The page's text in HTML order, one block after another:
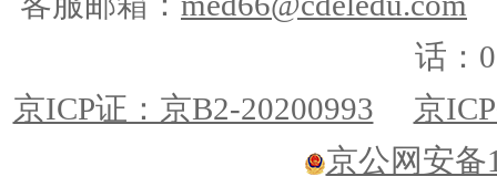
话：
京ICP证：京B2-20200993
京
京公网安备